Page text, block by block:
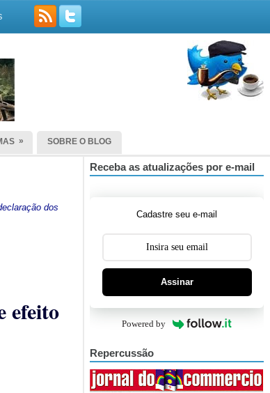
» SOBRE O BLOG
dos
efeito
Receba as atualizações por e-mail
Cadastre seu e-mail
Assinar
Powered by
Repercussão